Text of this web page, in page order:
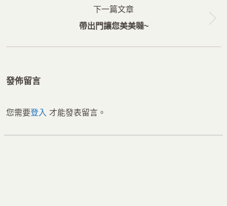
篇
文
章：
下一篇文章
下
帶出門讓您美美噠~
發佈留言
您需要登入 才能發表留言。